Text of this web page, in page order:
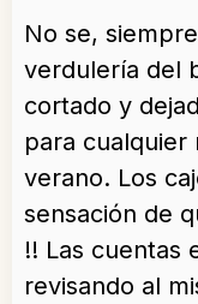
No se,
verdulería del
cortado y
para cualquier
verano. Los
sensación de
!! Las cuentas
revisando al